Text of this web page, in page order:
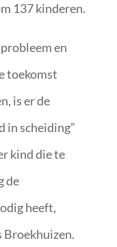
137 kinderen.
en
toekomst
is er de
in scheiding”
kind die te
de
heeft,